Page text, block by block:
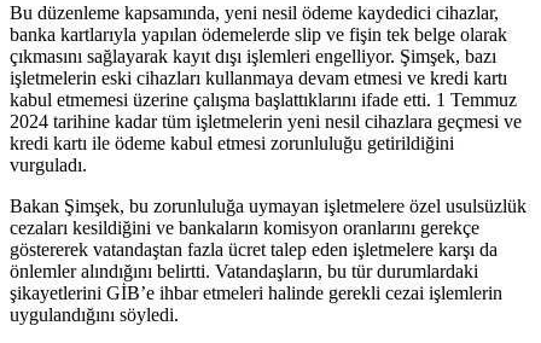
Bu düzenleme kapsamında, yeni nesil ödeme kaydedici cihazlar,
banka kartlarıyla yapılan ödemelerde slip ve fişin tek belge olarak
çıkmasını sağlayarak kayıt dışı işlemleri engelliyor. Şimşek, bazı
işletmelerin eski cihazları kullanmaya devam etmesi ve kredi kartı
kabul etmemesi üzerine çalışma başlattıklarını ifade etti. 1 Temmuz
2024 tarihine kadar tüm işletmelerin yeni nesil cihazlara geçmesi ve
kredi kartı ile ödeme kabul etmesi zorunluluğu getirildiğini
vurguladı.
Bakan Şimşek, bu zorunluluğa uymayan işletmelere özel usulsüzlük
cezaları kesildiğini ve bankaların komisyon oranlarını gerekçe
göstererek vatandaştan fazla ücret talep eden işletmelere karşı da
önlemler alındığını belirtti. Vatandaşların, bu tür durumlardaki
şikayetlerini GİB’e ihbar etmeleri halinde gerekli cezai işlemlerin
uygulandığını söyledi.